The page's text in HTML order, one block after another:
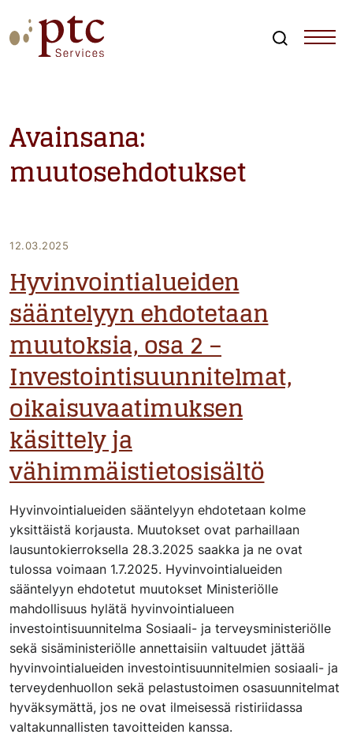
to
content
Avainsana:
muutosehdotukset
12.03.2025
Hyvinvointialueiden
sääntelyyn ehdotetaan
muutoksia, osa 2 –
Investointisuunnitelmat,
oikaisuvaatimuksen
käsittely ja
vähimmäistietosisältö
Hyvinvointialueiden sääntelyyn ehdotetaan kolme
yksittäistä korjausta. Muutokset ovat parhaillaan
lausuntokierroksella 28.3.2025 saakka ja ne ovat
tulossa voimaan 1.7.2025. Hyvinvointialueiden
sääntelyyn ehdotetut muutokset Ministeriölle
mahdollisuus hylätä hyvinvointialueen
investointisuunnitelma Sosiaali- ja terveysministeriölle
sekä sisäministeriölle annettaisiin valtuudet jättää
hyvinvointialueiden investointisuunnitelmien sosiaali- ja
terveydenhuollon sekä pelastustoimen osasuunnitelmat
hyväksymättä, jos ne ovat ilmeisessä ristiriidassa
valtakunnallisten tavoitteiden kanssa.